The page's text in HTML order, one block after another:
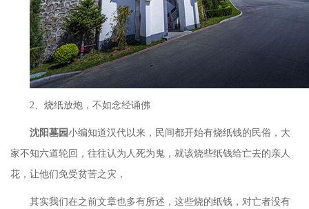
2、烧纸放炮，不如念经诵佛
沈阳墓园小编知道汉代以来，民间都开始有烧纸钱的民俗，大
家不知六道轮回，往往认为人死为鬼，就该烧些纸钱给亡去的亲人
花，让他们免受贫苦之灾，
其实我们在之前文章也多有所述，这些烧的纸钱，对亡者没有